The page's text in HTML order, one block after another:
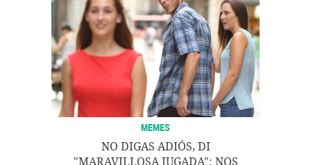
MEMES
NO DIGAS ADIÓS, DI
"MARAVILLOSA JUGADA": NOS